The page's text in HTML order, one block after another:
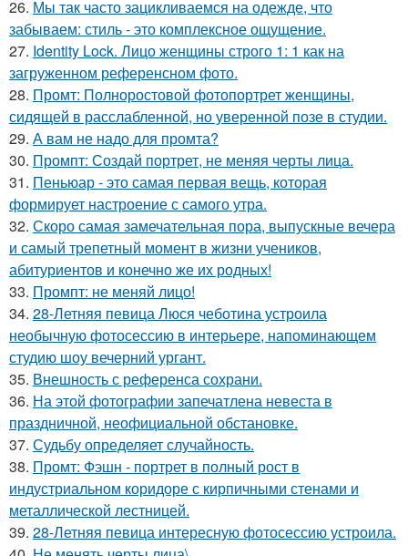
26. Мы так часто зацикливаемся на одежде, что
забываем: стиль - это комплексное ощущение.
27. Identity Lock. Лицо женщины строго 1: 1 как на
загруженном референсном фото.
28. Промт: Полноростовой фотопортрет женщины,
сидящей в расслабленной, но уверенной позе в студии.
29. А вам не надо для промта?
30. Промпт: Создай портрет, не меняя черты лица.
31. Пеньюар - это самая первая вещь, которая
формирует настроение с самого утра.
32. Скоро самая замечательная пора, выпускные вечера
и самый трепетный момент в жизни учеников,
абитуриентов и конечно же их родных!
33. Промпт: не меняй лицо!
34. 28-Летняя певица Люся чеботина устроила
необычную фотосессию в интерьере, напоминающем
студию шоу вечерний ургант.
35. Внешность с референса сохрани.
36. На этой фотографии запечатлена невеста в
праздничной, неофициальной обстановке.
37. Судьбу определяет случайность.
38. Промт: Фэшн - портрет в полный рост в
индустриальном коридоре с кирпичными стенами и
металлической лестницей.
39. 28-Летняя певица интересную фотосессию устроила.